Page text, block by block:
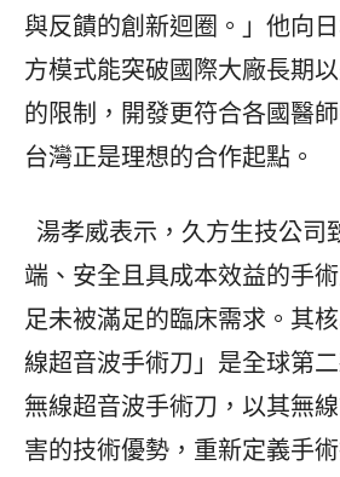
與反饋的創新迴圈。」他向
方模式能突破國際大廠長期
的限制，開發更符合各國醫
台灣正是理想的合作起點。
湯孝威表示，久方生技公司
端、安全且具成本效益的手
足未被滿足的臨床需求。其
線超音波手術刀」是全球第
無線超音波手術刀，以其無
害的技術優勢，重新定義手